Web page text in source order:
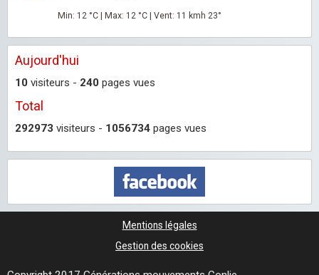
Min: 12 °C | Max: 12 °C | Vent: 11 kmh 23°
Aujourd'hui
10 visiteurs - 240 pages vues
Total
292973 visiteurs - 1056734 pages vues
Mentions légales
Gestion des cookies